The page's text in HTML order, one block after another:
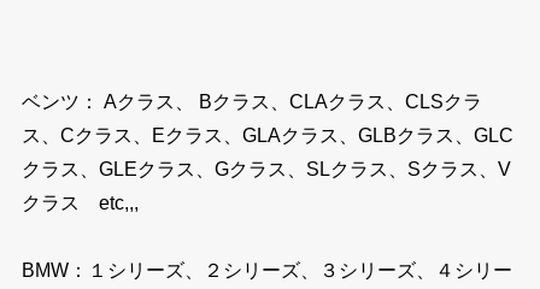
ベンツ： Aクラス、 Bクラス、CLAクラス、CLSクラ
ス、Cクラス、Eクラス、GLAクラス、GLBクラス、GLC
クラス、GLEクラス、Gクラス、SLクラス、Sクラス、V
クラス etc,,,
BMW：１シリーズ、２シリーズ、３シリーズ、４シリー